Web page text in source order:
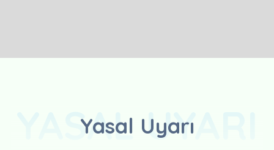
Yasal Uyarı
YASAL UYARI